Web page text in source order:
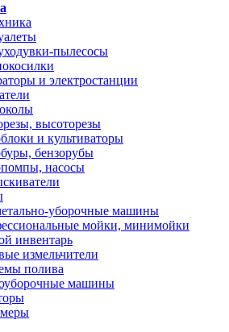
пылесосы
и электростанции
высоторезы
и культиваторы
бензорубы
насосы
уборочные машины
мойки, минимойки
инвентарь
измельчители
полива
машины